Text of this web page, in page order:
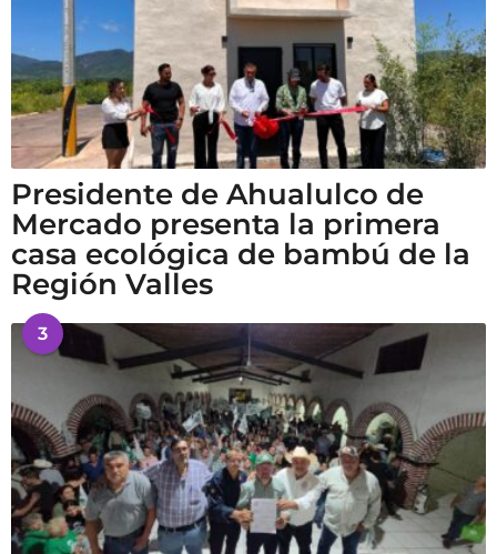
Presidente de Ahualulco de
Mercado presenta la primera
casa ecológica de bambú de la
Región Valles
3